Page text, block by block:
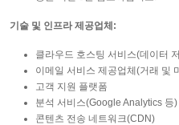
기술 및 인프라 제공업체:
클라우드 호스팅 서비스(데이터
이메일 서비스 제공업체(거래 및
고객 지원 플랫폼
분석 서비스(Google Analytics 등)
콘텐츠 전송 네트워크(CDN)